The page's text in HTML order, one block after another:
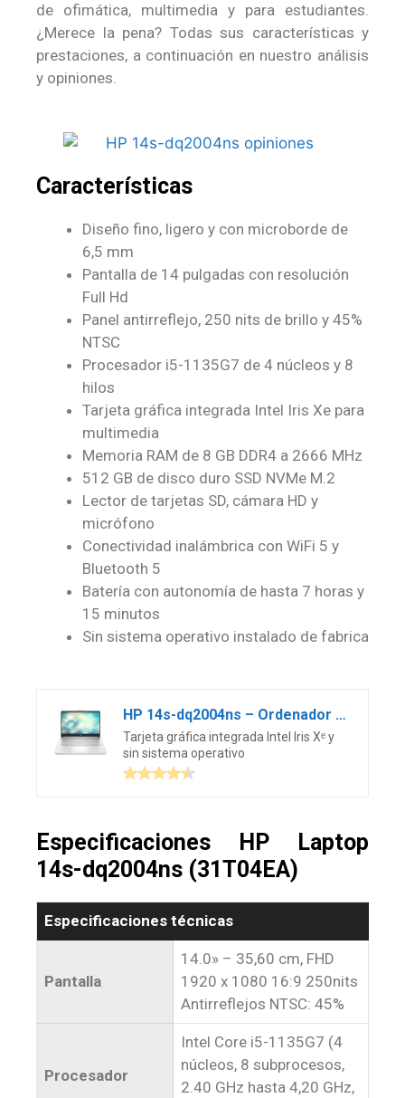
de ofimática, multimedia y para estudiantes.
¿Merece la pena? Todas sus características y
prestaciones, a continuación en nuestro análisis
y opiniones.
Características
Diseño fino, ligero y con microborde de
6,5 mm
Pantalla de 14 pulgadas con resolución
Full Hd
Panel antirreflejo, 250 nits de brillo y 45%
NTSC
Procesador i5-1135G7 de 4 núcleos y 8
hilos
Tarjeta gráfica integrada Intel Iris Xe para
multimedia
Memoria RAM de 8 GB DDR4 a 2666 MHz
512 GB de disco duro SSD NVMe M.2
Lector de tarjetas SD, cámara HD y
micrófono
Conectividad inalámbrica con WiFi 5 y
Bluetooth 5
Batería con autonomía de hasta 7 horas y
15 minutos
Sin sistema operativo instalado de fabrica
HP 14s-dq2004ns – Ordenador Portátil de 14″ Full HD (Intel Core i5-1135G7, 8GB RAM, 512GB SSD, Intel Iris Xe, Sin Sistema Operativo) Plata – Teclado QWERTY Español
Tarjeta gráfica integrada Intel Iris Xᵉ y
sin sistema operativo
Especificaciones HP Laptop
14s-dq2004ns (31T04EA)
Especificaciones técnicas
Pantalla
14.0» – 35,60 cm, FHD
1920 x 1080 16:9 250nits
Antirreflejos NTSC: 45%
Procesador
Intel Core i5-1135G7 (4
núcleos, 8 subprocesos,
2.40 GHz hasta 4,20 GHz,